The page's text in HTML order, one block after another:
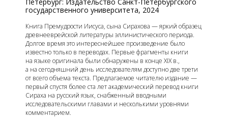
государственного университета, 2024
Книга Премудрости Иисуса, сына Сирахова — яркий образец
древнееврейской литературы эллинистического периода.
Долгое время это интереснейшее произведение было
известно только в переводах. Первые фрагменты книги
на языке оригинала были обнаружены в конце XIX в.,
а на сегодняшний день исследователям доступно две трети
от всего объема текста. Предлагаемое читателю издание —
первый спустя более ста лет академический перевод книги
Сираха на русский язык, снабженный вводными
исследовательскими главами и несколькими уровнями
комментарием.